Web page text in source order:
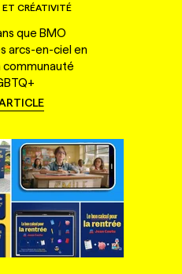
CRÉATIVITÉ
que BMO
arcs-en-ciel en
communauté